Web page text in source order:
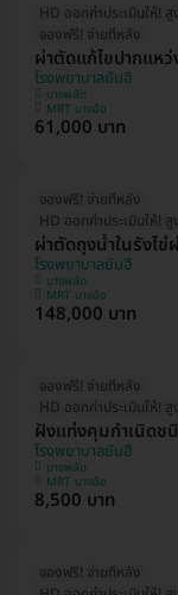
จองฟรี! จ่ายทีหลัง
ผ่าตัดแก้ไขปากแหว่
โรงพยาบาลยันฮี
บางพลัด
MRT บางอ้อ
61,000 บาท
จองฟรี! จ่ายทีหลัง
ผ่าตัดถุงน้ำในรังไ
โรงพยาบาลยันฮี
บางพลัด
MRT บางอ้อ
148,000 บาท
จองฟรี! จ่ายทีหลัง
ฝังแท่งคุมกำเนิด
โรงพยาบาลยันฮี
บางพลัด
MRT บางอ้อ
8,500 บาท
จองฟรี! จ่ายทีหลัง